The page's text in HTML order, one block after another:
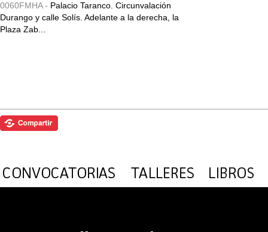
0060FMHA - Palacio Taranco. Circunvalación
Durango y calle Solís. Adelante a la derecha, la
Plaza Zab...